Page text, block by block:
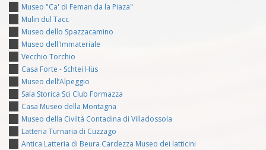
Museo "Ca' di Feman da la Piaza"
Mulin dul Tacc
Museo dello Spazzacamino
Museo dell'Immateriale
Vecchio Torchio
Casa Forte - Schtei Hüs
Museo dell’Alpeggio
Sala Storica Sci Club Formazza
Casa Museo della Montagna
Museo della Civiltà Contadina di Villadossola
Latteria Turnaria di Cuzzago
Antica Latteria di Beura Cardezza Museo dei latticini